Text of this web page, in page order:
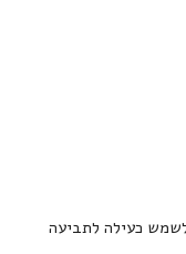
לשמש כעילה לתביעה